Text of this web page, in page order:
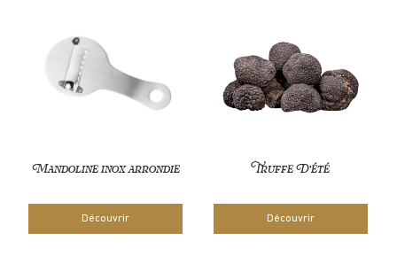
Mandoline inox arrondie
Découvrir
Truffe D’été
Découvrir